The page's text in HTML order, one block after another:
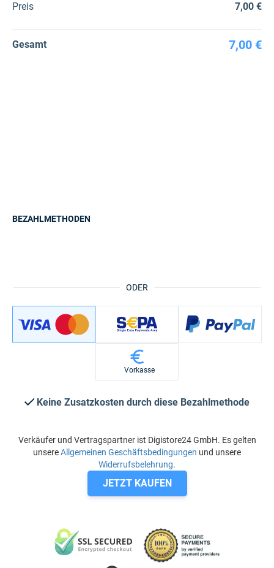
Preis 7,00 €
Gesamt 7,00 €
ODER
BEZAHLMETHODEN
Vorkasse
Keine Zusatzkosten durch diese Bezahlmethode
Verkäufer und Vertragspartner ist Digistore24 GmbH. Es gelten
unsereAllgemeinen Geschäftsbedingungen und unsere
Widerrufsbelehrung.
JETZT KAUFEN